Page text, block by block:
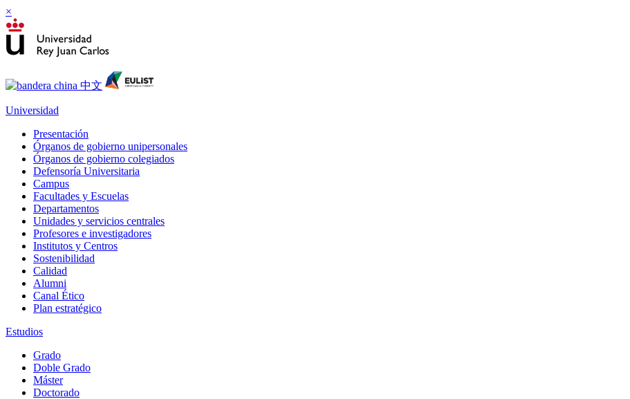
×
Universidad
Presentación
Órganos de gobierno unipersonales
Órganos de gobierno colegiados
Defensoría Universitaria
Campus
Facultades y Escuelas
Departamentos
Unidades y servicios centrales
Profesores e investigadores
Institutos y Centros
Sostenibilidad
Calidad
Alumni
Canal Ético
Plan estratégico
Estudios
Grado
Doble Grado
Máster
Doctorado